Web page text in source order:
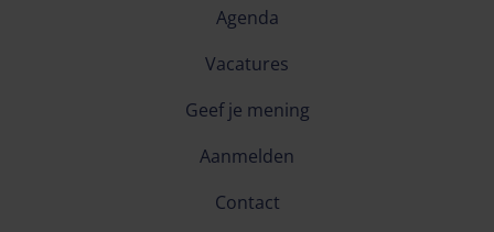
Agenda
Vacatures
Geef je mening
Aanmelden
Contact